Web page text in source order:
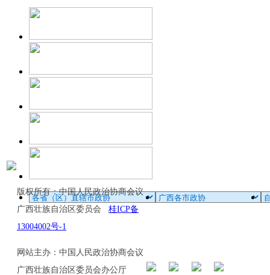
版权所有：中国人民政治协商会议
广西壮族自治区委员会 桂ICP备
13004002号-1
网站主办：中国人民政治协商会议
广西壮族自治区委员会办公厅